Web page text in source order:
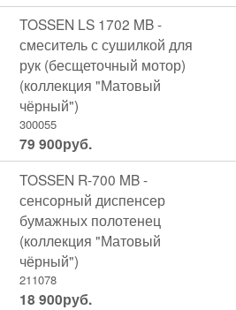
TOSSEN LS 1702 MB -
смеситель с сушилкой для
рук (бесщеточный мотор)
(коллекция "Матовый
чёрный")
300055
79 900руб.
TOSSEN R-700 MB -
сенсорный диспенсер
бумажных полотенец
(коллекция "Матовый
чёрный")
211078
18 900руб.